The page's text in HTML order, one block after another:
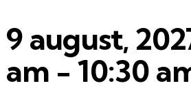
9 august,
am - 10:30